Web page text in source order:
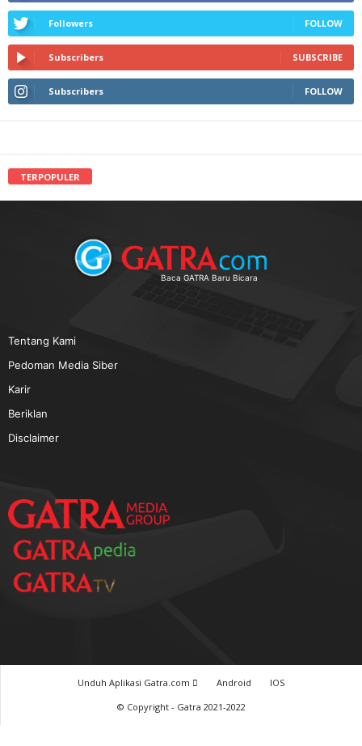
Followers FOLLOW
Subscribers SUBSCRIBE
Subscribers FOLLOW
TERPOPULER
Baca GATRA Baru Bicara